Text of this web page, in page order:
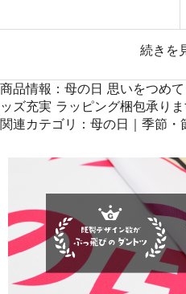
続きを
商品情報：母の日 思いをつめ
ッズ充実 ラッピング梱包承り
関連カテゴリ：母の日｜季節・